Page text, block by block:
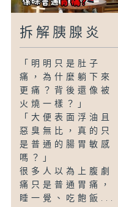
管)
拆解胰腺炎
「明明只是肚子
痛，為什麼躺下來
更痛？背後還像被
火燒一樣？」
「大便表面浮油且
惡臭無比，真的只
是普通的腸胃敏感
嗎？」
很多人以為上腹劇
痛只是普通胃痛，
睡一覺、吃飽飯...